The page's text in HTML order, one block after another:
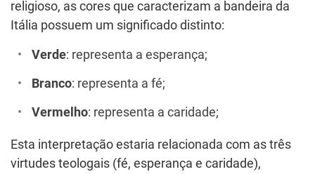
religioso, as cores que caracterizam a bandeira da
Itália possuem um significado distinto:
Verde: representa a esperança;
Branco: representa a fé;
Vermelho: representa a caridade;
Esta interpretação estaria relacionada com as três
virtudes teologais (fé, esperança e caridade),